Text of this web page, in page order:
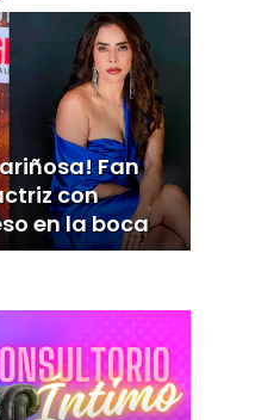
Fan
con
en la boca